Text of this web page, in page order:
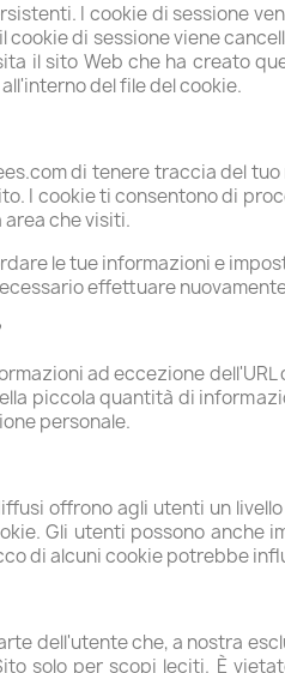
I cookie di sessione
cookie di sessione viene
il sito Web che ha creato
del file del cookie.
di tenere traccia del
I cookie ti consentono di
che visiti.
le tue informazioni e
effettuare
ad eccezione
piccola quantità di
personale.
offrono agli utenti un
Gli utenti possono anche
di alcuni cookie potrebbe
dell'utente che, a nostra
solo per scopi leciti. È